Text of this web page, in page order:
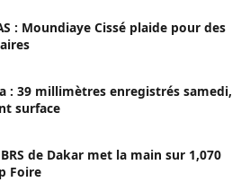
: Moundiaye Cissé plaide pour des
: 39 millimètres enregistrés samedi,
surface
de Dakar met la main sur 1,070
Foire